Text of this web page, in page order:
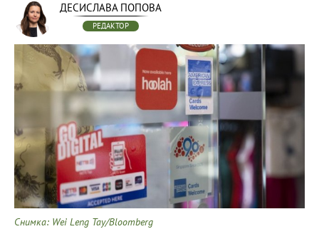
ДЕСИСЛАВА ПОПОВА
РЕДАКТОР
Снимка: Wei Leng Tay/Bloomberg